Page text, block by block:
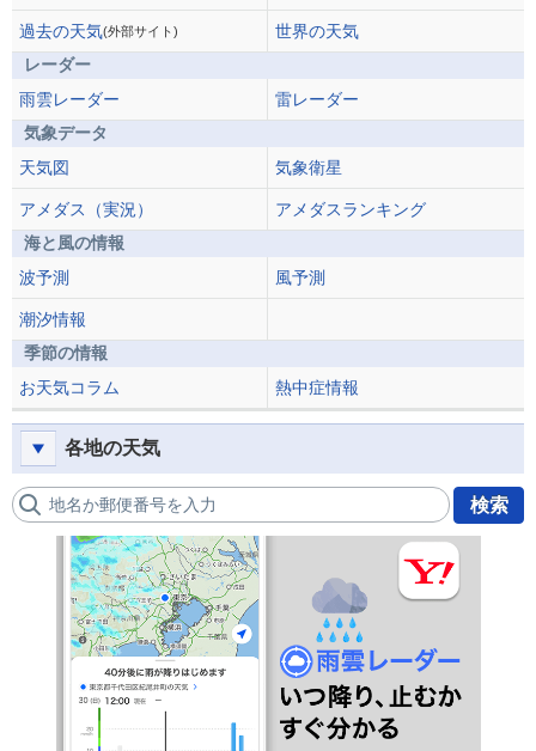
過去の天気(外部サイト)
世界の天気
レーダー
雨雲レーダー
雷レーダー
気象データ
天気図
気象衛星
アメダス（実況）
アメダスランキング
海と風の情報
波予測
風予測
潮汐情報
季節の情報
お天気コラム
熱中症情報
各地の天気
地名か郵便番号を入力 検索